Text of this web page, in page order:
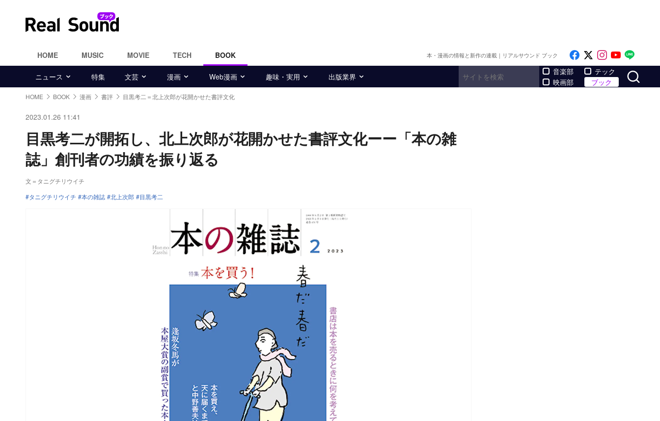
HOME MUSIC MOVIE TECH BOOK 本・漫画の情報と新作の連載｜リアルサウンド ブック Like on Facebook
Follow on x
Follow on
Follow
ニュース 特集 文芸 漫画 Web漫画 趣味・実用 出版業界
音楽部
映画部
テック
ブック
HOME BOOK 漫画 書評 目黒考二＝北上次郎が花開かせた書評文化
2023.01.26 11:41
目黒考二が開拓し、北上次郎が花開かせた書評文化ーー「本の雑
誌」創刊者の功績を振り返る
文＝タニグチリウイチ
タニグチリウイチ
本の雑誌 北上次郎 目黒考二